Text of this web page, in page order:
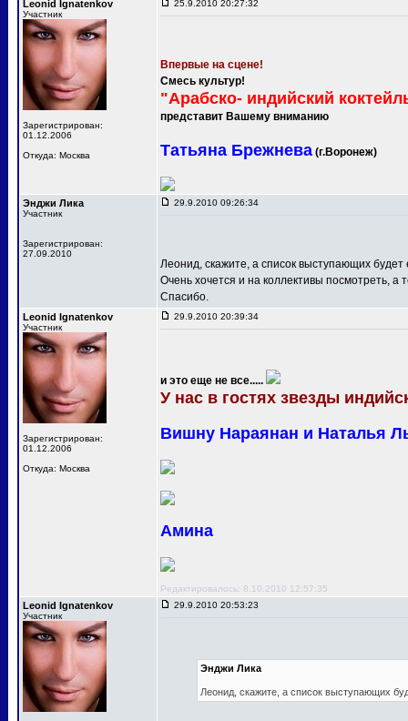
Leonid Ignatenkov
Участник
Зарегистрирован:
01.12.2006
Откуда: Москва
25.9.2010 20:27:32
Впервые на сцене!
Смесь культур!
"Арабско- индийский
представит Вашему вниманию
Татьяна Брежнева (г.Воронеж)
Энджи Лика
Участник
Зарегистрирован:
27.09.2010
29.9.2010 09:26:34
Леонид, скажите, а список выступающих
Очень хочется и на коллективы посмотреть, а
Спасибо.
Leonid Ignatenkov
Участник
Зарегистрирован:
01.12.2006
Откуда: Москва
29.9.2010 20:39:34
и это еще не все.....
У нас в гостях звезды
Вишну Нараянан и Наталья
Амина
Редактировалось: 8.10.2010 12:57:35
Leonid Ignatenkov
Участник
29.9.2010 20:53:23
Энджи Лика
Леонид, скажите, а список выступающих